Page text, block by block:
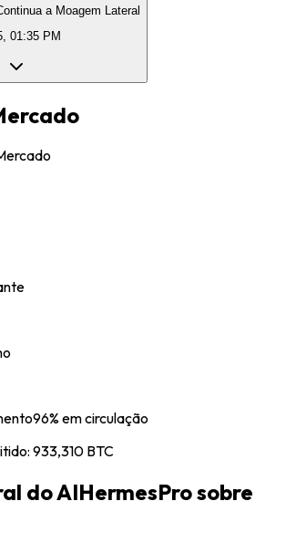
a Moagem Lateral
01:35 PM
96% em circulação
: 933,310 BTC
do AIHermesPro sobre